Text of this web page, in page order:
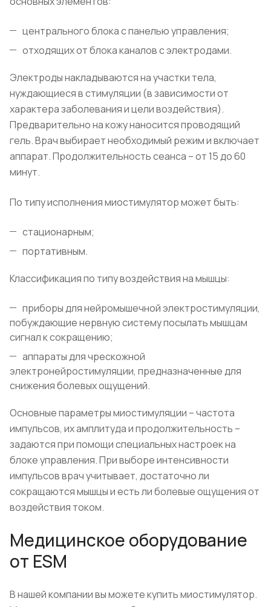
центрального блока с панелью управления;
отходящих от блока каналов с электродами.
Электроды накладываются на участки тела,
нуждающиеся в стимуляции (в зависимости от
характера заболевания и цели воздействия).
Предварительно на кожу наносится проводящий
гель. Врач выбирает необходимый режим и включает
аппарат. Продолжительность сеанса – от 15 до 60
минут.
По типу исполнения миостимулятор может быть:
стационарным;
портативным.
Классификация по типу воздействия на мышцы:
приборы для нейромышечной электростимуляции,
побуждающие нервную систему посылать мышцам
сигнал к сокращению;
аппараты для чрескожной
электронейростимуляции, предназначенные для
снижения болевых ощущений.
Основные параметры миостимуляции – частота
импульсов, их амплитуда и продолжительность –
задаются при помощи специальных настроек на
блоке управления. При выборе интенсивности
импульсов врач учитывает, достаточно ли
сокращаются мышцы и есть ли болевые ощущения от
воздействия током.
Медицинское оборудование
от ESM
В нашей компании вы можете купить миостимулятор.